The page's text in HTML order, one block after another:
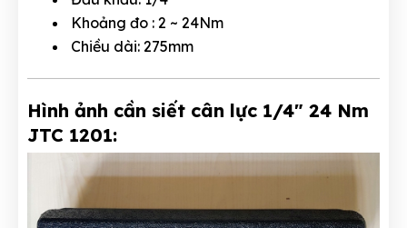
Khoảng đo : 2 ~ 24Nm
Chiều dài: 275mm
Hình ảnh cần siết cân lực 1/4" 24 Nm
JTC 1201: